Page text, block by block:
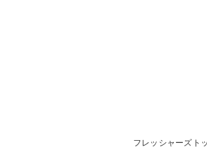
フレッシャーズト